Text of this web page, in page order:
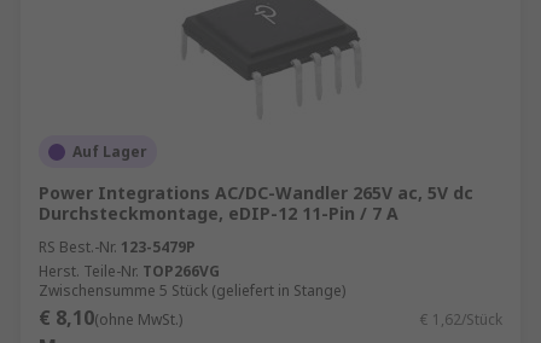
Auf Lager
Power Integrations AC/DC-Wandler 265V ac, 5V dc
Durchsteckmontage, eDIP-12 11-Pin / 7 A
RS Best.-Nr. 123-5479P
Herst. Teile-Nr. TOP266VG
Zwischensumme 5 Stück (geliefert in Stange)
€ 8,10(ohne MwSt.) € 1,62/Stück